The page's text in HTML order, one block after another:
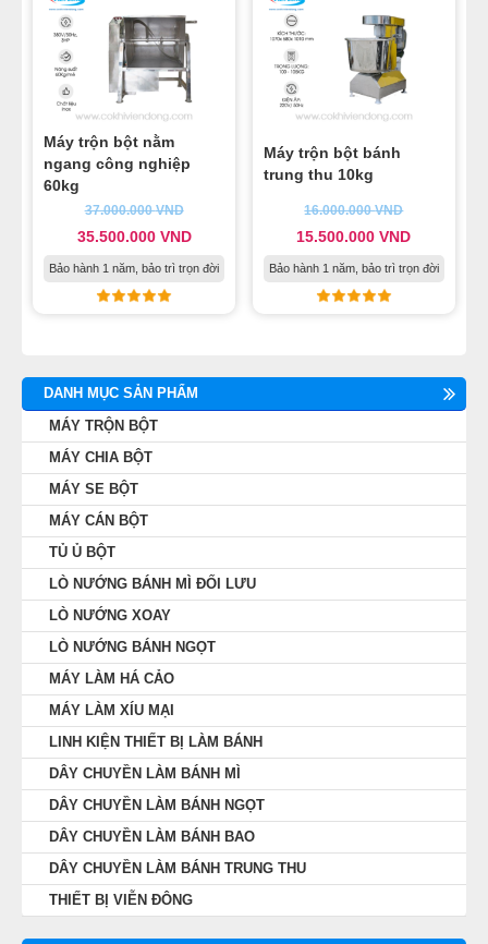
Máy trộn bột nằm
ngang công nghiệp
60kg
37.000.000VND
35.500.000 VND
Bảo hành 1 năm, bảo trì trọn đời
Máy trộn bột bánh
trung thu 10kg
16.000.000VND
15.500.000VND
Bảo hành 1 năm, bảo trì trọn đời
DANH MỤC SẢN PHẨM
MÁY TRỘN BỘT
MÁY CHIA BỘT
MÁY SE BỘT
MÁY CÁN BỘT
TỦ Ủ BỘT
LÒ NƯỚNG BÁNH MÌ ĐỐI LƯU
LÒ NƯỚNG XOAY
LÒ NƯỚNG BÁNH NGỌT
MÁY LÀM HÁ CẢO
MÁY LÀM XÍU MẠI
LINH KIỆN THIẾT BỊ LÀM BÁNH
DÂY CHUYỀN LÀM BÁNH MÌ
DÂY CHUYỀN LÀM BÁNH NGỌT
DÂY CHUYỀN LÀM BÁNH BAO
DÂY CHUYỀN LÀM BÁNH TRUNG THU
THIẾT BỊ VIỄN ĐÔNG